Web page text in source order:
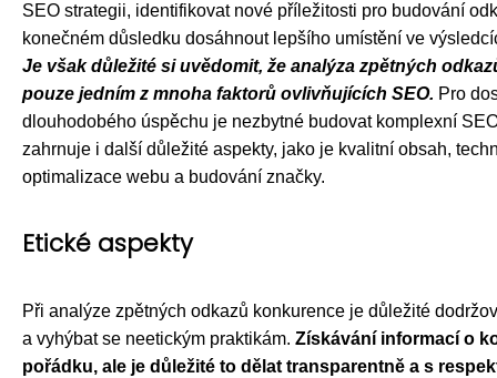
SEO strategii, identifikovat nové příležitosti pro budování
konečném důsledku dosáhnout lepšího umístění ve
Je však důležité si uvědomit, že analýza zpětných
pouze jedním z mnoha faktorů ovlivňujících SEO. Pro
dlouhodobého úspěchu je nezbytné budovat komplexní
zahrnuje i další důležité aspekty, jako je kvalitní obsah,
optimalizace webu a budování značky.
Etické aspekty
Při analýze zpětných odkazů konkurence je důležité
a vyhýbat se neetickým praktikám. Získávání informací o
pořádku, ale je důležité to dělat transparentně a s